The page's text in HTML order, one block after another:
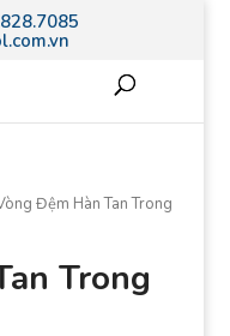
Đệm Hàn Tan Trong
Trong